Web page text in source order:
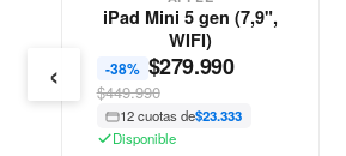
iPad Mini 5 gen (7,9",
WIFI)
-38% $279.990
$449.990
12 cuotas de$23.333
Disponible
‹